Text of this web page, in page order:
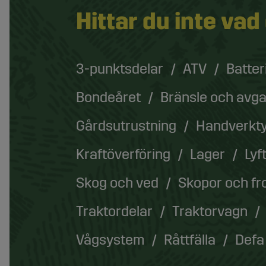
Hittar du inte vad
3-punktsdelar ATV
Bondeåret
Bränsle och
Gårdsutrustning
Kraftöverföring
Lager
Skog och ved
Skopor och
Traktordelar
Traktorvagn
Vågsystem
Råttfälla Defa